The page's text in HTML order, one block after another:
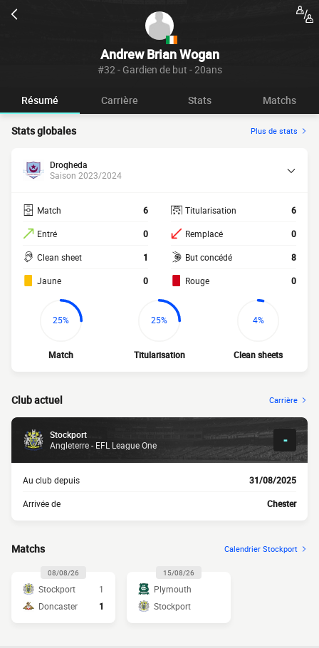
Andrew Brian Wogan
#32 - Gardien de but - 20ans
Résumé Carrière Stats Matchs
Stats globales Plus de stats
Drogheda
Saison 2023/2024
Match 6
Entré 0
Clean sheet 1
Jaune 0
Titularisation 6
Remplacé 0
But concédé 8
Rouge 0
25%
Match
25%
Titularisation
4%
Clean sheets
Club actuel Carrière
Stockport
Angleterre - EFL League One
-
Au club depuis 31/08/2025
Arrivée de Chester
Matchs Calendrier Stockport
08/08/26
Stockport
1
Doncaster
1
15/08/26
Plymouth
Stockport